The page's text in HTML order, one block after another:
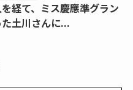
経て、ミス慶應準グラン
土川さんに...